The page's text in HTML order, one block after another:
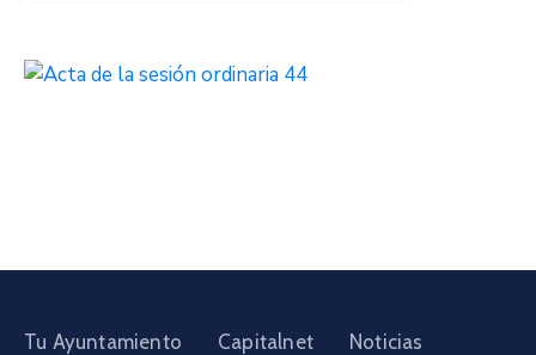
Tu Ayuntamiento Capitalnet Noticias